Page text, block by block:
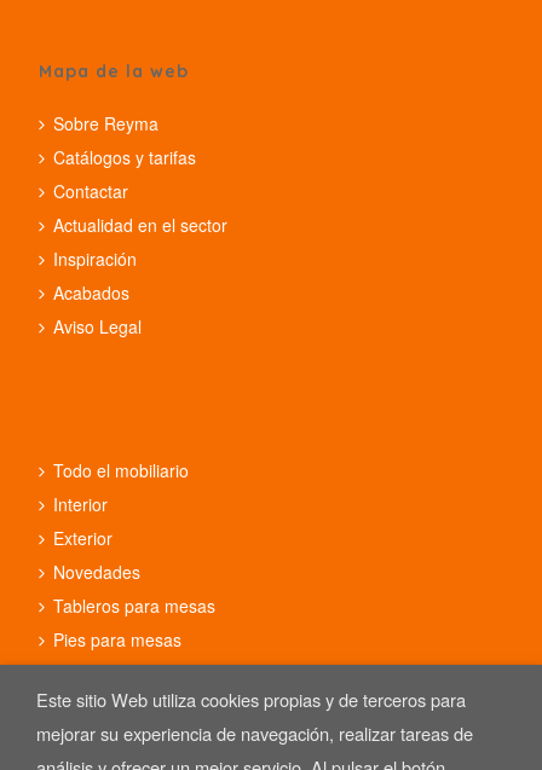
Mapa de la web
Sobre Reyma
Catálogos y tarifas
Contactar
Actualidad en el sector
Inspiración
Acabados
Aviso Legal
Todo el mobiliario
Interior
Exterior
Novedades
Tableros para mesas
Pies para mesas
Este sitio Web utiliza cookies propias y de terceros para
mejorar su experiencia de navegación, realizar tareas de